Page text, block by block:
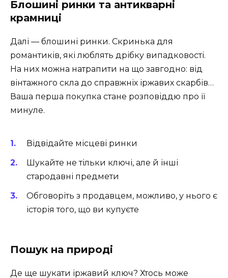
Блошині ринки та антикварні
крамниці
Далі — блошині ринки. Скринька для
романтиків, які люблять дрібку випадковості.
На них можна натрапити на що завгодно: від
вінтажного скла до справжніх іржавих скарбів…
Ваша перша покупка стане розповіддю про її
минуле.
Відвідайте місцеві ринки
Шукайте не тільки ключі, але й інші
стародавні предмети
Обговоріть з продавцем, можливо, у нього є
історія того, що ви купуєте
Пошук на природі
Де ще шукати іржавий ключ? Хтось може